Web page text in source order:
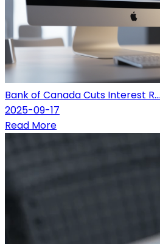
Bank of Canada Cuts Interest R...
2025-09-17
Read More